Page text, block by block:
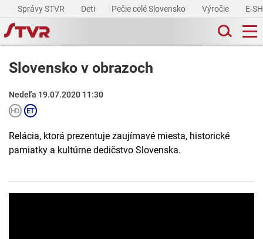
Správy STVR Deti Pečie celé Slovensko Výročie E-
Slovensko v obrazoch
Nedeľa 19.07.2020 11:30
Relácia, ktorá prezentuje zaujímavé miesta, historické
pamiatky a kultúrne dedičstvo Slovenska.